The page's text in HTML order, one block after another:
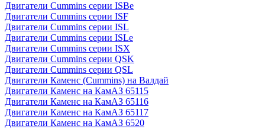
Двигатели Cummins серии ISBe
Двигатели Cummins серии ISF
Двигатели Cummins серии ISL
Двигатели Cummins серии ISLe
Двигатели Cummins серии ISX
Двигатели Cummins серии QSK
Двигатели Cummins серии QSL
Двигатели Каменс (Cummins) на Валдай
Двигатели Каменс на КамАЗ 65115
Двигатели Каменс на КамАЗ 65116
Двигатели Каменс на КамАЗ 65117
Двигатели Каменс на КамАЗ 6520